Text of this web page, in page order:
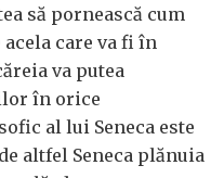
să pornească cum
acela care va fi în
va putea
în orice
al lui Seneca este
altfel Seneca plănuia